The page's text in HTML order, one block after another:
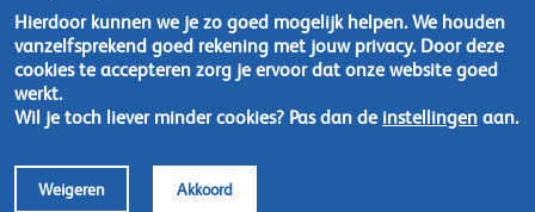
Nederland
Tel: +31 (0)35 - 695 58 88
Neem contact op
Hierdoor kunnen we je zo goed mogelijk helpen. We houden
vanzelfsprekend goed rekening met jouw privacy. Door deze
cookies te accepteren zorg je ervoor dat onze website goed
werkt.
Wil je toch liever minder cookies? Pas dan de instellingen aan.
Weigeren Akkoord